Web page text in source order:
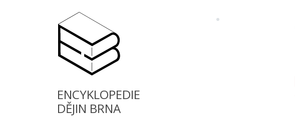
ENCYKLOPEDIE
DĚJIN BRNA